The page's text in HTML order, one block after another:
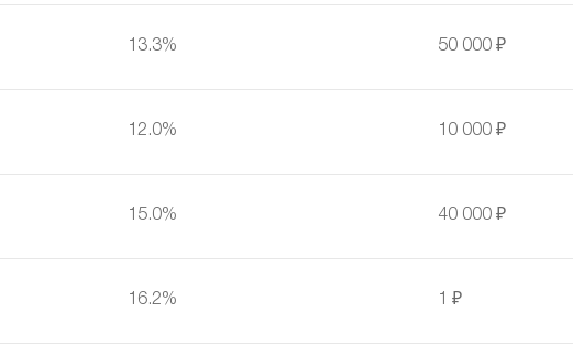
13.3% 50 000 ₽
12.0% 10 000 ₽
15.0% 40 000 ₽
16.2% 1 ₽